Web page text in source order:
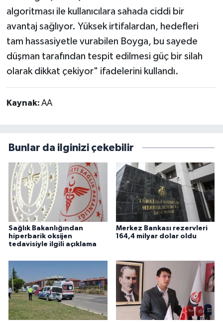
algoritması ile kullanıcılara sahada ciddi bir
avantaj sağlıyor. Yüksek irtifalardan, hedefleri
tam hassasiyetle vurabilen Boyga, bu sayede
düşman tarafından tespit edilmesi güç bir silah
olarak dikkat çekiyor" ifadelerini kullandı.
Kaynak: AA
Bunlar da ilginizi çekebilir
Sağlık Bakanlığından
hiperbarik oksijen
tedavisiyle ilgili açıklama
Merkez Bankası rezervleri
164,4 milyar dolar oldu